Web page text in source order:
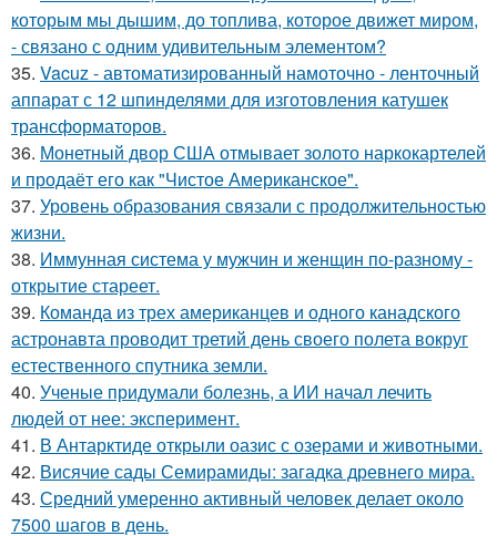
которым мы дышим, до топлива, которое движет миром,
- связано с одним удивительным элементом?
35. Vacuz - автоматизированный намоточно - ленточный
аппарат с 12 шпинделями для изготовления катушек
трансформаторов.
36. Монетный двор США отмывает золото наркокартелей
и продаёт его как "Чистое Американское".
37. Уровень образования связали с продолжительностью
жизни.
38. Иммунная система у мужчин и женщин по-разному -
открытие стареет.
39. Команда из трех американцев и одного канадского
астронавта проводит третий день своего полета вокруг
естественного спутника земли.
40. Ученые придумали болезнь, а ИИ начал лечить
людей от нее: эксперимент.
41. В Антарктиде открыли оазис с озерами и животными.
42. Висячие сады Семирамиды: загадка древнего мира.
43. Средний умеренно активный человек делает около
7500 шагов в день.